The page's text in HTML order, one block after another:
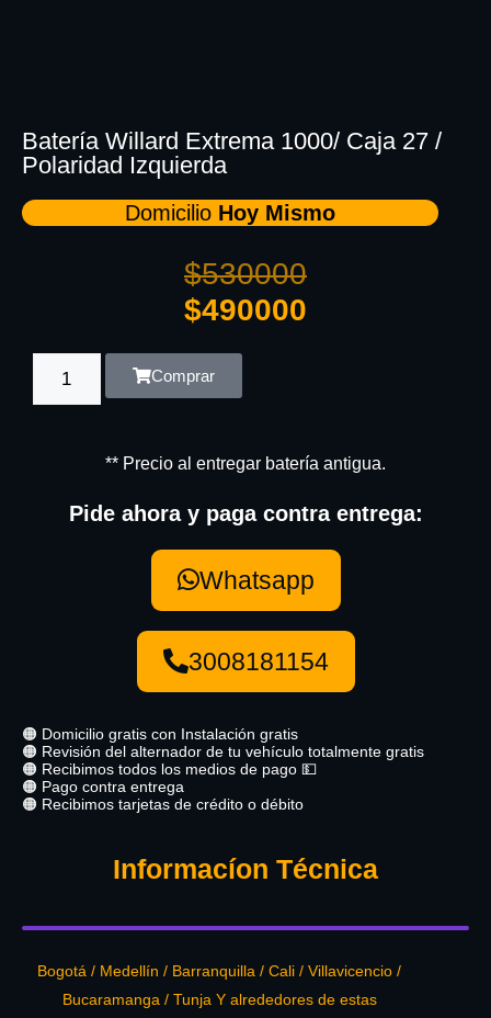
Batería Willard Extrema 1000/ Caja 27 /
Polaridad Izquierda
Domicilio Hoy Mismo
$530000
$490000
Comprar
** Precio al entregar batería antigua.
Pide ahora y paga contra entrega:
Whatsapp
3008181154
🟠 Domicilio gratis con Instalación gratis
🟠 Revisión del alternador de tu vehículo totalmente gratis
🟠 Recibimos todos los medios de pago 💵
🟠 Pago contra entrega
🟠 Recibimos tarjetas de crédito o débito
Informacíon Técnica
Bogotá / Medellín / Barranquilla / Cali / Villavicencio /
Bucaramanga / Tunja Y alrededores de estas